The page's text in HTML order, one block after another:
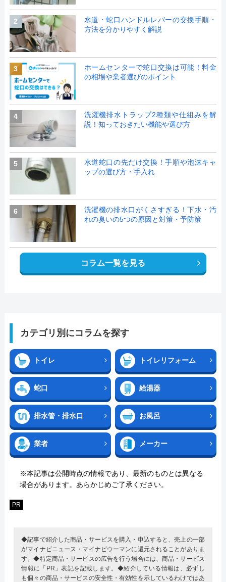
2
水道・蛇口ハンドルレバーの交換手順・
方法を分かりやすく解説
3
ホームセンターで蛇口交換は可能！料金
の相場や業者選びのポイント
4
洗濯機排水トラップ2種類や仕組みを解
説！知っておきたい機能や選び方
5
水道蛇口の先だけ交換！手順や泡沫キャ
ップの選び方・手入れ
6
洗濯機の排水口がくさすぎる！下水・汚
れの臭いの5つの原因と対策・予防策
コラム一覧を見る
カテゴリ別にコラムを探す
トイレ トイレリフォーム
蛇口 給湯器
排水管・排水口 お風呂
業者 メーカー
※本記事は公開時点の情報であり、最新のものとは異なる
場合があります。あらかじめご了承ください。
PR
◆記事で紹介した商品・サービスを購入・申込すると、売上の一部
がマイナビニュース・マイナビウーマンに還元されることがありま
す。◆特定商品・サービスの広告を行う場合には、商品・サービス
情報に「PR」表記を記載します。◆紹介している情報は、必ずし
も個々の商品・サービスの安全性・有効性を示しているわけではあ